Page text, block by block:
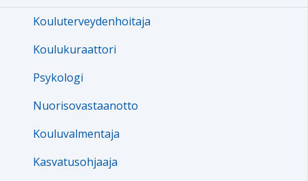
Kouluterveydenhoitaja
Koulukuraattori
Psykologi
Nuorisovastaanotto
Kouluvalmentaja
Kasvatusohjaaja